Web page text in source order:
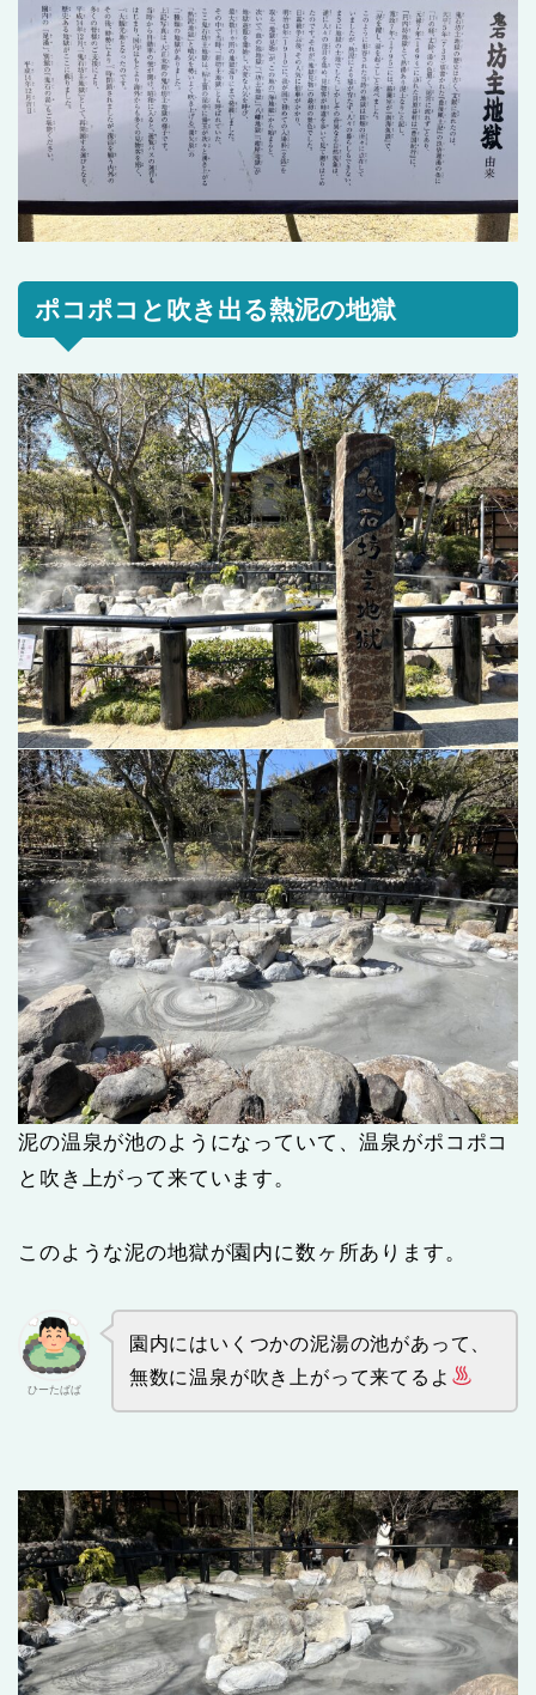
ポコポコと吹き出る熱泥の地獄
泥の温泉が池のようになっていて、温泉がポコポコ
と吹き上がって来ています。
このような泥の地獄が園内に数ヶ所あります。
ひーたぱぱ
園内にはいくつかの泥湯の池があって、
無数に温泉が吹き上がって来てるよ